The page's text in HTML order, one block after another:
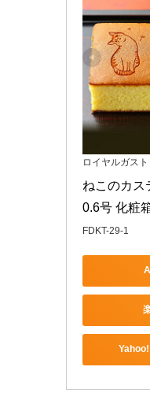
ロイヤルガスト
ねこのカス
0.6号 化粧
FDKT-29-1